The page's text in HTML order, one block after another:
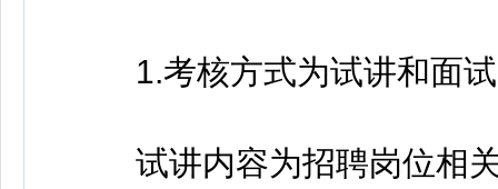
1.考核方式为试讲和面
试讲内容为招聘岗位相关